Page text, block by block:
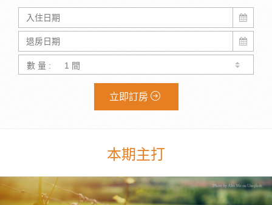
數 量 :
立即訂房
本期主打